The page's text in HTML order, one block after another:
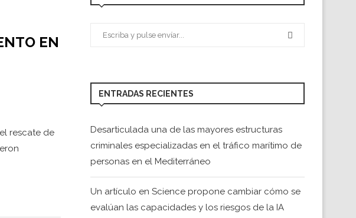
EN
rescate de
ENTRADAS RECIENTES
Desarticulada una de las mayores estructuras
criminales especializadas en el tráfico marítimo de
personas en el Mediterráneo
Un artículo en Science propone cambiar cómo se
evalúan las capacidades y los riesgos de la IA